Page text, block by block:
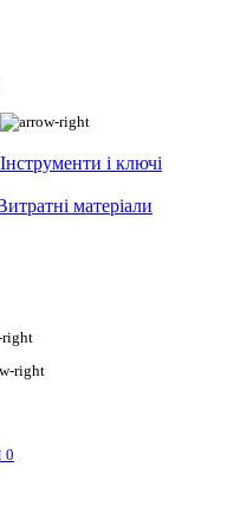
Інструменти і ключі
матеріали
0